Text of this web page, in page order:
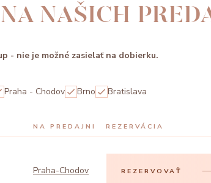
NAŠICH
- nie je možné zasielať na dobierku.
Praha - Chodov Brno Bratislava
NA PREDAJNI REZERVÁCIA
Praha-Chodov REZERVOVAŤ